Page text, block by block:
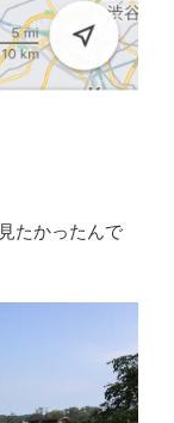
たかったんで